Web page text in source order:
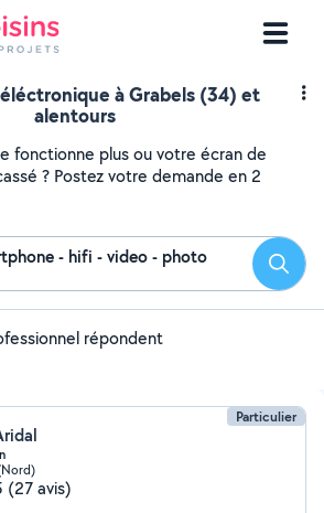
à Grabels (34) et
alentours
fonctionne plus ou votre écran de
? Postez votre demande en 2
- hifi - video - photo
répondent
Particulier
(27 avis)